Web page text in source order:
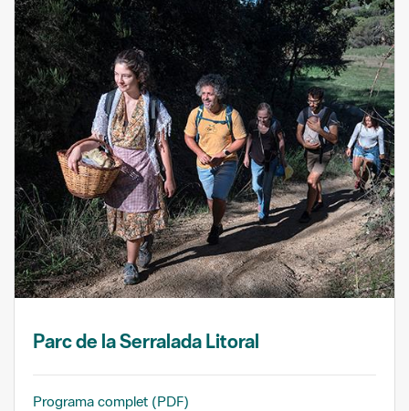
Parc de la Serralada Litoral
Programa complet (PDF)